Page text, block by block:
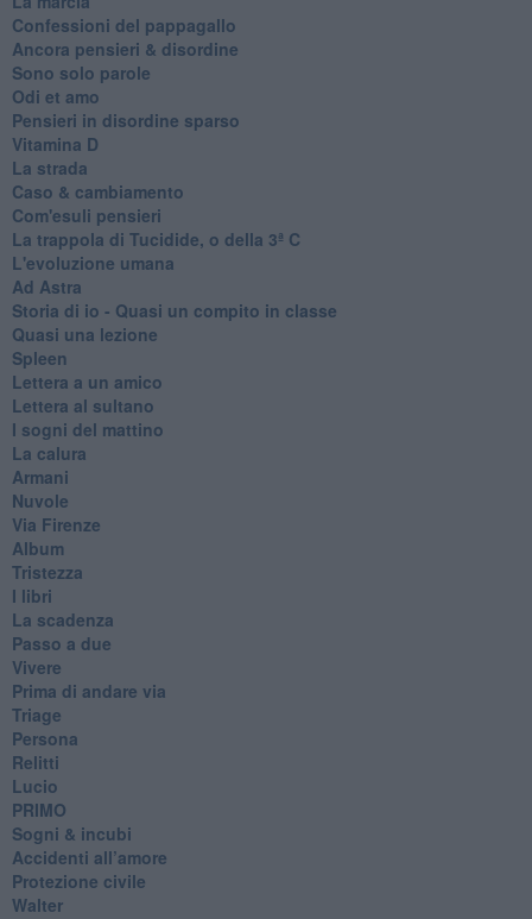
Confessioni del pappagallo
Ancora pensieri & disordine
Sono solo parole
Odi et amo
Pensieri in disordine sparso
Vitamina D
La strada
Caso & cambiamento
Com'esuli pensieri
La trappola di Tucidide, o della 3ª C
L'evoluzione umana
Ad Astra
Storia di io - Quasi un compito in classe
Quasi una lezione
Spleen
Lettera a un amico
Lettera al sultano
I sogni del mattino
La calura
Armani
Nuvole
Via Firenze
Album
Tristezza
I libri
La scadenza
Passo a due
Vivere
Prima di andare via
Triage
Persona
Relitti
Lucio
PRIMO
Sogni & incubi
Accidenti all’amore
Protezione civile
Walter